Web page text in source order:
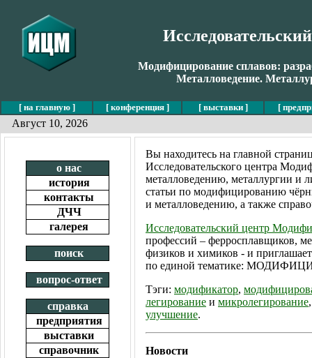
Модифицирование сплавов:
Металловедение.
[ на главную ] [ конференция ] [ выставки ] [
Август 10, 2026
о нас
история
контакты
ДЧЧ
галерея
поиск
вопрос-ответ
справка
предприятия
выставки
справочник
Вы находитесь на главной
Исследовательского центра
металловедению, металлургии и
статьи по модифицированию
и металловедению, а также
Исследовательский центр
профессий – ферросплавщиков,
физиков и химиков - и
по единой тематике:
Тэги: модификатор,
легирование и микролегирование
улучшение.
Новости